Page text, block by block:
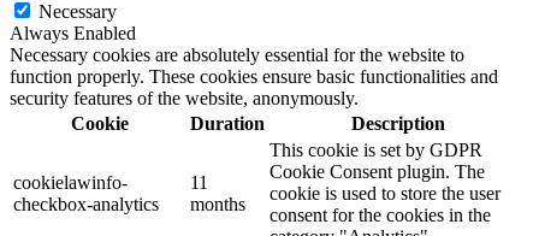
Necessary
Always Enabled
Necessary cookies are absolutely essential for the website to
function properly. These cookies ensure basic functionalities and
security features of the website, anonymously.
Cookie
Duration Description
cookielawinfo-
checkbox-analytics
11
months
This cookie is set by GDPR
Cookie Consent plugin. The
cookie is used to store the user
consent for the cookies in the